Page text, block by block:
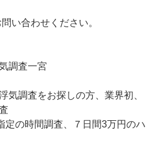
い合わせください。
調査一宮
調査をお探しの方、業界初、
定の時間調査、７日間3万円のハ